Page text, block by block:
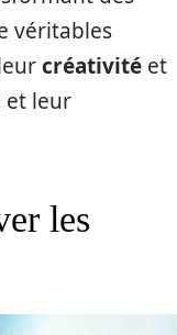
véritables
créativité et
et leur
les